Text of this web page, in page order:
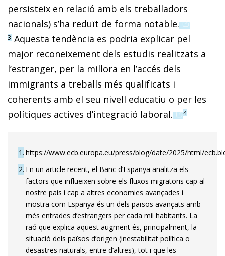
persisteix en relació amb els treballadors
nacionals) s’ha reduït de forma notable.(opens in
3 Aquesta tendència es podria explicar pel
major reconeixement dels estudis realitzats a
l’estranger, per la millora en l’accés dels
immigrants a treballs més qualificats i
coherents amb el seu nivell educatiu o per les
polítiques actives d’integració laboral.(opens in a
4
1 https://www.ecb.europa.eu/press/blog/date/2025/html/
2 En un article recent, el Banc d’Espanya analitza els
factors que influeixen sobre els fluxos migratoris cap al
nostre país i cap a altres economies avançades i
mostra com Espanya és un dels països avançats amb
més entrades d’estrangers per cada mil habitants. La
raó que explica aquest augment és, principalment, la
situació dels països d’origen (inestabilitat política o
desastres naturals, entre d’altres), tot i que les